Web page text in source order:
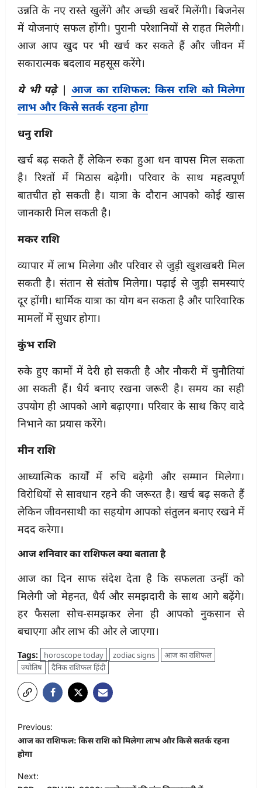
उन्नति के नए रास्ते खुलेंगे और अच्छी खबरें मिलेंगी। बिजनेस
में योजनाएं सफल होंगी। पुरानी परेशानियों से राहत मिलेगी।
आज आप खुद पर भी खर्च कर सकते हैं और जीवन में
सकारात्मक बदलाव महसूस करेंगे।
ये भी पढ़े| आज का राशिफल: किस राशि को मिलेगा
लाभ और किसे सतर्क रहना होगा
धनु राशि
खर्च बढ़ सकते हैं लेकिन रुका हुआ धन वापस मिल सकता
है। रिश्तों में मिठास बढ़ेगी। परिवार के साथ महत्वपूर्ण
बातचीत हो सकती है। यात्रा के दौरान आपको कोई खास
जानकारी मिल सकती है।
मकर राशि
व्यापार में लाभ मिलेगा और परिवार से जुड़ी खुशखबरी मिल
सकती है। संतान से संतोष मिलेगा। पढ़ाई से जुड़ी समस्याएं
दूर होंगी। धार्मिक यात्रा का योग बन सकता है और पारिवारिक
मामलों में सुधार होगा।
कुंभ राशि
रुके हुए कामों में देरी हो सकती है और नौकरी में चुनौतियां
आ सकती हैं। धैर्य बनाए रखना जरूरी है। समय का सही
उपयोग ही आपको आगे बढ़ाएगा। परिवार के साथ किए वादे
निभाने का प्रयास करेंगे।
मीन राशि
आध्यात्मिक कार्यों में रुचि बढ़ेगी और सम्मान मिलेगा।
विरोधियों से सावधान रहने की जरूरत है। खर्च बढ़ सकते हैं
लेकिन जीवनसाथी का सहयोग आपको संतुलन बनाए रखने में
मदद करेगा।
आज शनिवार का राशिफल क्या बताता है
आज का दिन साफ संदेश देता है कि सफलता उन्हीं को
मिलेगी जो मेहनत, धैर्य और समझदारी के साथ आगे बढ़ेंगे।
हर फैसला सोच-समझकर लेना ही आपको नुकसान से
बचाएगा और लाभ की ओर ले जाएगा।
Tags: horoscope today zodiac signs
आज का राशिफल
ज्योतिष
दैनिक राशिफल हिंदी
P
o
s
t
Previous:
आज का राशिफल: किस राशि को मिलेगा लाभ और किसे सतर्क रहना
होगा
Next: